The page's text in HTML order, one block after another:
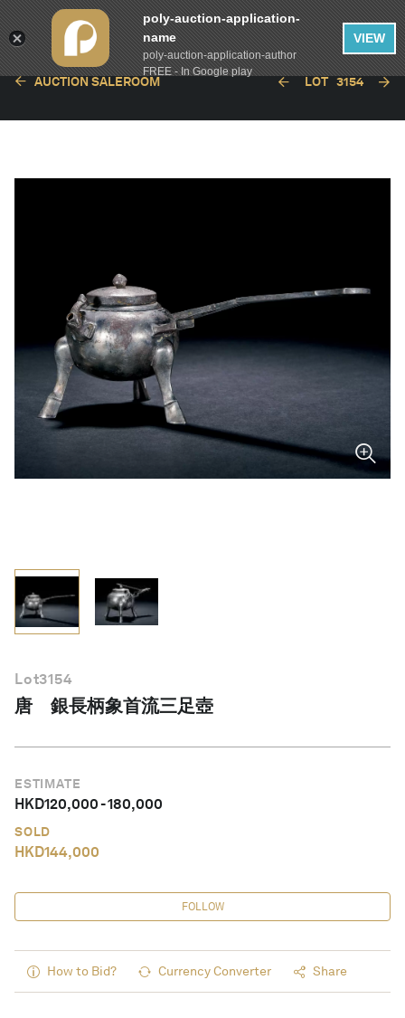
AUCTION SALEROOM LOT 3154
Lot3154
唐 銀長柄象首流三足壺
ESTIMATE
HKD120,000-180,000
SOLD
HKD144,000
FOLLOW
How to Bid? Currency Converter Share
poly-auction-application-
name
poly-auction-application-author
FREE - In Google play
VIEW